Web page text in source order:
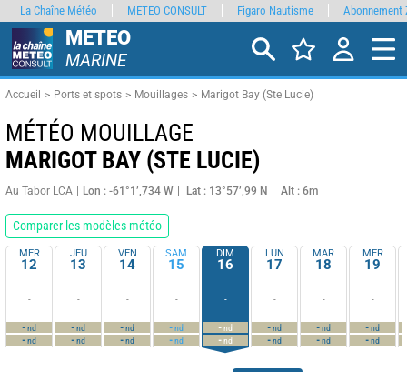
METEO
MARINE
Accueil Ports et spots Mouillages Marigot Bay (Ste Lucie)
MÉTÉO MOUILLAGE
MARIGOT BAY (STE LUCIE)
Au Tabor LCA Lon : -61°1’,734 W Lat : 13°57’,99 N Alt : 6m
Comparer les modèles météo
MER
12
-
-nd
-nd
JEU
13
-
-nd
-nd
VEN
14
-
-nd
-nd
SAM
15
-
-nd
-nd
DIM
16
-
-nd
-nd
LUN
17
-
-nd
-nd
MAR
18
-
-nd
-nd
MER
19
-
-nd
-nd
La Chaîne Météo METEO CONSULT Figaro Nautisme Abonnement